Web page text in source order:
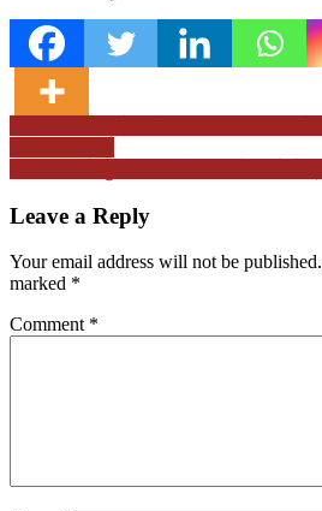
Post
navigation
Leave a Reply
Your email address will not be published.
marked *
Comment *